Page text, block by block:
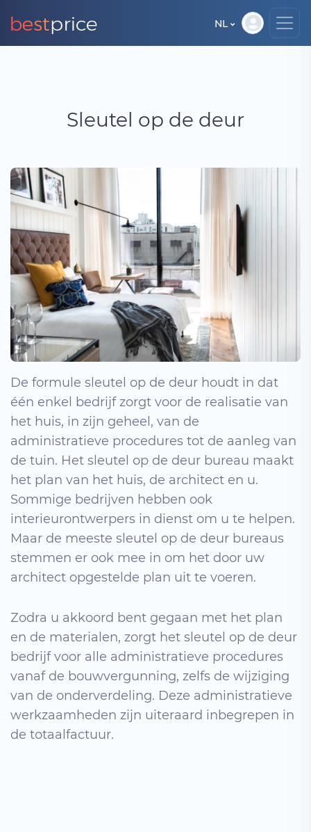
NL
Sleutel op de deur
De formule sleutel op de deur houdt in dat
één enkel bedrijf zorgt voor de realisatie van
het huis, in zijn geheel, van de
administratieve procedures tot de aanleg van
de tuin. Het sleutel op de deur bureau maakt
het plan van het huis, de architect en u.
Sommige bedrijven hebben ook
interieurontwerpers in dienst om u te helpen.
Maar de meeste sleutel op de deur bureaus
stemmen er ook mee in om het door uw
architect opgestelde plan uit te voeren.
Zodra u akkoord bent gegaan met het plan
en de materialen, zorgt het sleutel op de deur
bedrijf voor alle administratieve procedures
vanaf de bouwvergunning, zelfs de wijziging
van de onderverdeling. Deze administratieve
werkzaamheden zijn uiteraard inbegrepen in
de totaalfactuur.